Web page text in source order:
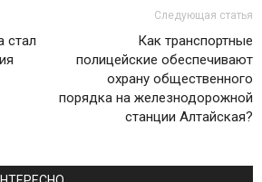
стал
Следующая статья
Как транспортные
полицейские обеспечивают
охрану общественного
порядка на железнодорожной
станции Алтайская?